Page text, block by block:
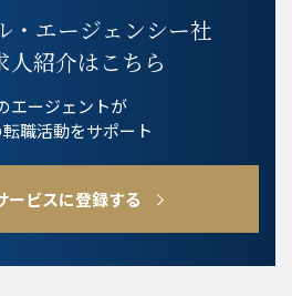
・エージェンシー社
人紹介はこちら
エージェントが
職活動をサポート
ービスに登録する